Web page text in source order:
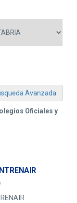
Avanzada
Oficiales y